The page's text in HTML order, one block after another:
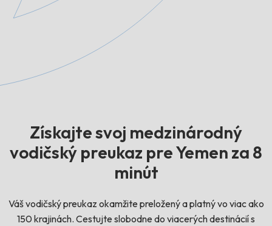
Získajte svoj medzinárodný
vodičský preukaz pre Yemen za 8
minút
Váš vodičský preukaz okamžite preložený a platný vo viac ako
150 krajinách. Cestujte slobodne do viacerých destinácií s